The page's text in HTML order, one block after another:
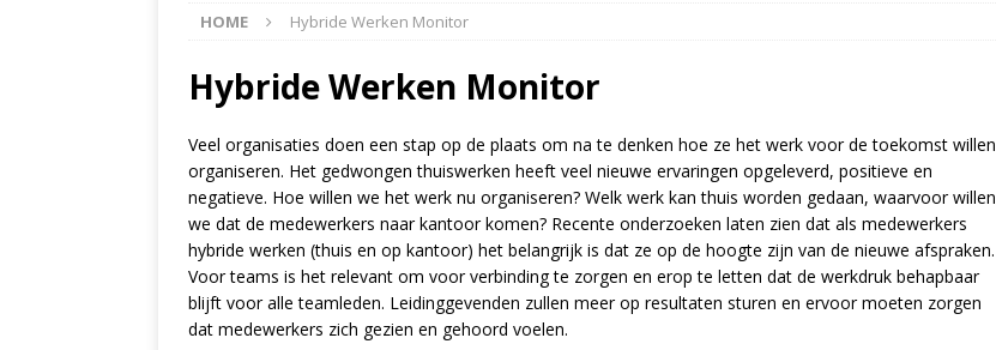
[ 11/07/2026 ]
[ 07/07/2026 ]
“Werkgevers hebben meer invloed op de WIA-instroom dan zij denken”
[ 19/06/2026 ] Zo creëer je meer plezier en verbinding op het werk: “Als je goed in je vel
zit, ben je veerkrach­tiger”
ARTIKEL
[ 19/06/2026 ] Waarom goede organisaties zichzelf soms langzaam uitputten
HAPPINESS AT WORK
[ 13/03/2026 ]
Verdiepingsdag Werkgeluk op 17 juni 2026!
HOME Hybride Werken Monitor
Hybride Werken Monitor
Veel organisaties doen een stap op de plaats om na te denken hoe ze het werk voor de toekomst willen
organiseren. Het gedwongen thuiswerken heeft veel nieuwe ervaringen opgeleverd, positieve en
negatieve. Hoe willen we het werk nu organiseren? Welk werk kan thuis worden gedaan, waarvoor willen
we dat de medewerkers naar kantoor komen? Recente onderzoeken laten zien dat als medewerkers
hybride werken (thuis en op kantoor) het belangrijk is dat ze op de hoogte zijn van de nieuwe afspraken.
Voor teams is het relevant om voor verbinding te zorgen en erop te letten dat de werkdruk behapbaar
blijft voor alle teamleden. Leidinggevenden zullen meer op resultaten sturen en ervoor moeten zorgen
dat medewerkers zich gezien en gehoord voelen.